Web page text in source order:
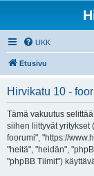
UKK
Etusivu
Hirvikatu 10 -
Tämä vakuutus
siihen liittyvät yritykset
foorumi", "https://
"heitä", "heidän",
"phpBB Tiimit")